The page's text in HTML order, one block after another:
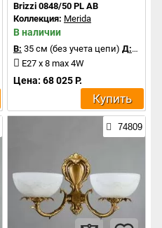
см
Brizzi 0848/50 PL AB
Коллекция: Merida
В наличии
В: 35 см (без учета цепи) Д:50 см
E27 x 8 max 4W
Цена: 68 025 Р.
Купить
74809